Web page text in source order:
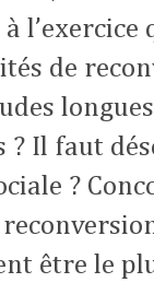
l’exercice
de
? Il faut
?
être le